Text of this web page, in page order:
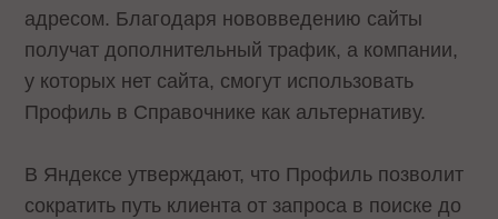
адресом. Благодаря нововведению сайты
получат дополнительный трафик, а компании,
у которых нет сайта, смогут использовать
Профиль в Справочнике как альтернативу.
В Яндексе утверждают, что Профиль позволит
сократить путь клиента от запроса в поиске до